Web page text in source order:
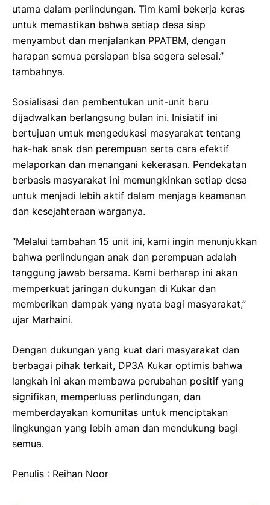
utama dalam perlindungan. Tim kami bekerja keras
untuk memastikan bahwa setiap desa siap
menyambut dan menjalankan PPATBM, dengan
harapan semua persiapan bisa segera selesai.”
tambahnya.
Sosialisasi dan pembentukan unit-unit baru
dijadwalkan berlangsung bulan ini. Inisiatif ini
bertujuan untuk mengedukasi masyarakat tentang
hak-hak anak dan perempuan serta cara efektif
melaporkan dan menangani kekerasan. Pendekatan
berbasis masyarakat ini memungkinkan setiap desa
untuk menjadi lebih aktif dalam menjaga keamanan
dan kesejahteraan warganya.
“Melalui tambahan 15 unit ini, kami ingin menunjukkan
bahwa perlindungan anak dan perempuan adalah
tanggung jawab bersama. Kami berharap ini akan
memperkuat jaringan dukungan di Kukar dan
memberikan dampak yang nyata bagi masyarakat,”
ujar Marhaini.
Dengan dukungan yang kuat dari masyarakat dan
berbagai pihak terkait, DP3A Kukar optimis bahwa
langkah ini akan membawa perubahan positif yang
signifikan, memperluas perlindungan, dan
memberdayakan komunitas untuk menciptakan
lingkungan yang lebih aman dan mendukung bagi
semua.
Penulis : Reihan Noor